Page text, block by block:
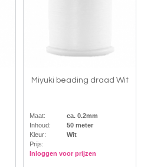
Miyuki beading draad Wit
Maat:
ca. 0.2mm
Inhoud:
50 meter
Kleur:
Wit
Prijs:
Inloggen voor prijzen